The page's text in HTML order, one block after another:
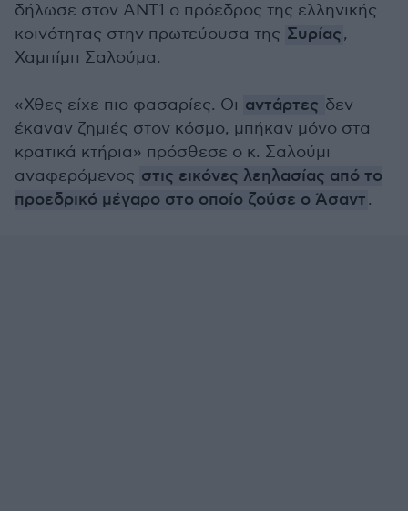
δήλωσε στον ΑΝΤ1 ο πρόεδρος της ελληνικής
κοινότητας στην πρωτεύουσα της Συρίας,
Χαμπίμπ Σαλούμα.
«Χθες είχε πιο φασαρίες. Οι αντάρτες δεν
έκαναν ζημιές στον κόσμο, μπήκαν μόνο στα
κρατικά κτήρια» πρόσθεσε ο κ. Σαλούμι
αναφερόμενος στις εικόνες λεηλασίας από το
προεδρικό μέγαρο στο οποίο ζούσε ο Άσαντ.